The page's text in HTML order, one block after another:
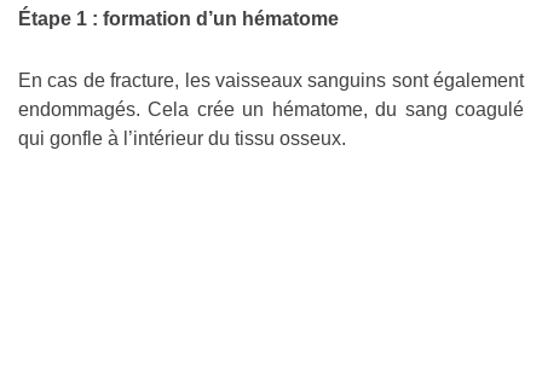
Étape 1 : formation d’un hématome
En cas de fracture, les vaisseaux sanguins sont également
endommagés. Cela crée un hématome, du sang coagulé
qui gonfle à l’intérieur du tissu osseux.